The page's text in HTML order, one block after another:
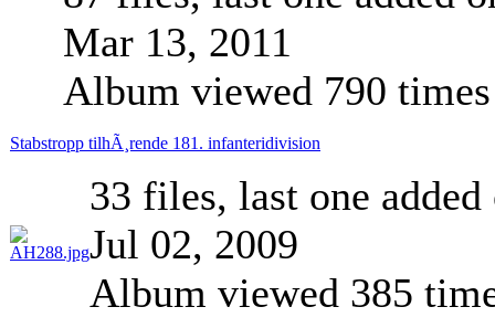
Mar 13, 2011
Album viewed 790 times
Stabstropp tilhÃ¸rende 181. infanteridivision
33 files, last one added
Jul 02, 2009
Album viewed 385